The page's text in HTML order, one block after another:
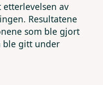
av
Resultatene
som ble gjort
ble gitt under